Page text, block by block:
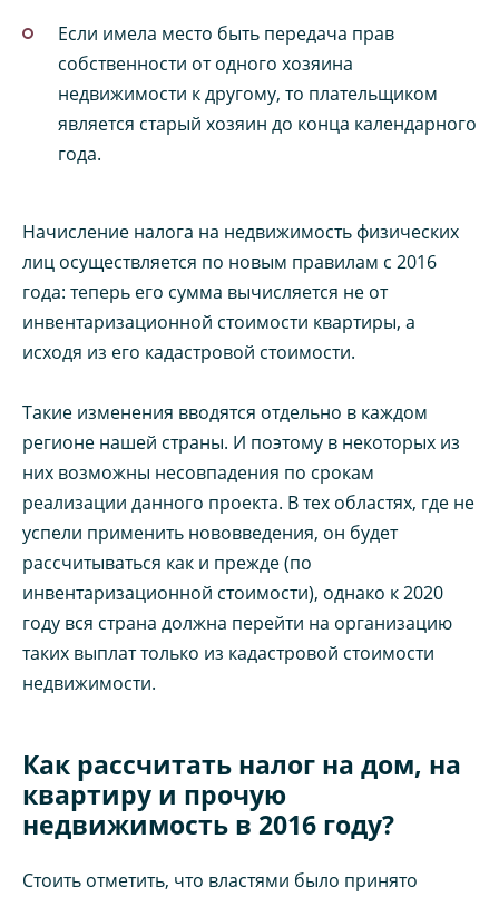
Если имела место быть передача прав
собственности от одного хозяина
недвижимости к другому, то плательщиком
является старый хозяин до конца календарного
года.
Начисление налога на недвижимость физических
лиц осуществляется по новым правилам с 2016
года: теперь его сумма вычисляется не от
инвентаризационной стоимости квартиры, а
исходя из его кадастровой стоимости.
Такие изменения вводятся отдельно в каждом
регионе нашей страны. И поэтому в некоторых из
них возможны несовпадения по срокам
реализации данного проекта. В тех областях, где не
успели применить нововведения, он будет
рассчитываться как и прежде (по
инвентаризационной стоимости), однако к 2020
году вся страна должна перейти на организацию
таких выплат только из кадастровой стоимости
недвижимости.
Как рассчитать налог на дом, на
квартиру и прочую
недвижимость в 2016 году?
Стоить отметить, что властями было принято